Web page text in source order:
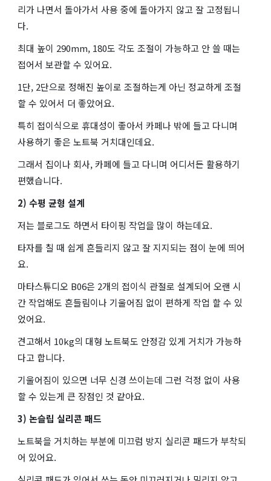
리가 나면서 돌아가서 사용 중에 돌아가지 않고 잘 고정됩니
다.
최대 높이 290mm, 180도 각도 조절이 가능하고 안 쓸 때는
접어서 보관할 수 있어요.
1단, 2단으로 정해진 높이로 조절하는게 아닌 정교하게 조절
할 수 있어서 더 좋았어요.
특히 접이식으로 휴대성이 좋아서 카페나 밖에 들고 다니며
사용하기 좋은 노트북 거치대인데요.
그래서 집이나 회사, 카페에 들고 다니며 어디서든 활용하기
편했습니다.
2) 수평 균형 설계
저는 블로그도 하면서 타이핑 작업을 많이 하는데요.
타자를 칠 때 쉽게 흔들리지 않고 잘 지지되는 점이 눈에 띄어
요.
마타스튜디오 B06은 2개의 접이식 관절로 설계되어 오랜 시
간 작업해도 흔들림이나 기울어짐 없이 편하게 작업 할 수 있
었어요.
견고해서 10kg의 대형 노트북도 안정감 있게 거치가 가능하
다고 합니다.
기울어짐이 있으면 너무 신경 쓰이는데 그런 걱정 없이 사용
할 수 있는게 큰 장점인 것 같아요.
3) 논슬립 실리콘 패드
노트북을 거치하는 부분에 미끄럼 방지 실리콘 패드가 부착되
어 있어요.